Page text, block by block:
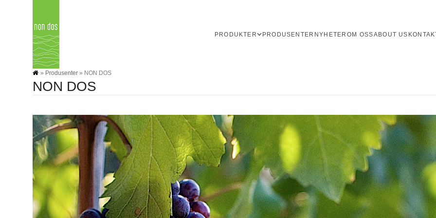
PRODUKTER PRODUSENTER NYHETER OM OSSABOUT US
» Produsenter » NON DOS
NON DOS